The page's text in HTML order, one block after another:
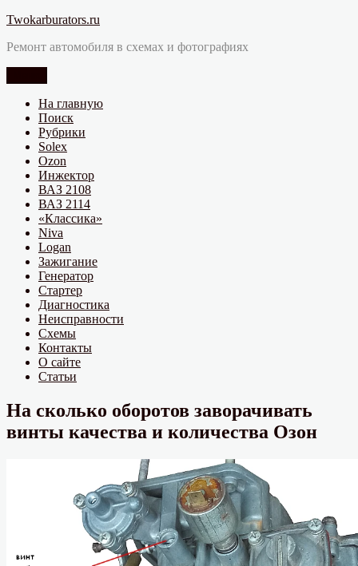
Перейти
содержимому
Twokarburators.ru
Ремонт автомобиля в схемах и фотографиях
На главную
Поиск
Рубрики
Solex
Ozon
Инжектор
ВАЗ 2108
ВАЗ 2114
«Классика»
Niva
Logan
Зажигание
Генератор
Стартер
Диагностика
Неисправности
Схемы
Контакты
О сайте
Статьи
На сколько оборотов заворачивать
винты качества и количества Озон